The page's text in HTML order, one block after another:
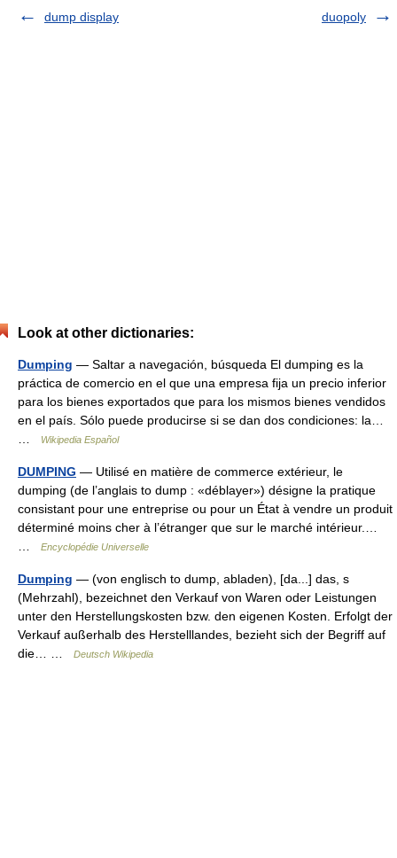
dump display
duopoly
Look at other dictionaries:
Dumping — Saltar a navegación, búsqueda El dumping es la
práctica de comercio en el que una empresa fija un precio inferior
para los bienes exportados que para los mismos bienes vendidos
en el país. Sólo puede producirse si se dan dos condiciones: la…
Wikipedia Español
DUMPING — Utilisé en matière de commerce extérieur, le
dumping (de l’anglais to dump : «déblayer») désigne la pratique
consistant pour une entreprise ou pour un État à vendre un produit
déterminé moins cher à l’étranger que sur le marché intérieur.…
Encyclopédie Universelle
Dumping — (von englisch to dump, abladen), [da...] das, s
(Mehrzahl), bezeichnet den Verkauf von Waren oder Leistungen
unter den Herstellungskosten bzw. den eigenen Kosten. Erfolgt der
Verkauf außerhalb des Herstelllandes, bezieht sich der Begriff auf
die… …
Deutsch Wikipedia